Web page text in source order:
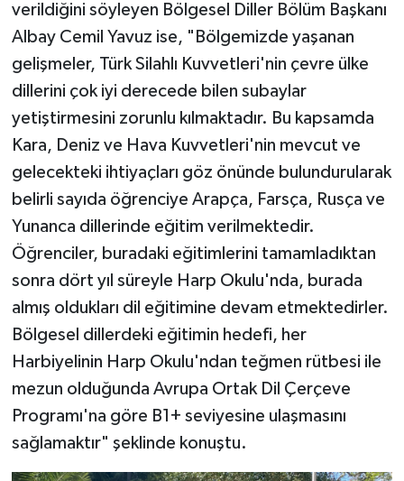
verildiğini söyleyen Bölgesel Diller Bölüm Başkanı
Albay Cemil Yavuz ise, "Bölgemizde yaşanan
gelişmeler, Türk Silahlı Kuvvetleri'nin çevre ülke
dillerini çok iyi derecede bilen subaylar
yetiştirmesini zorunlu kılmaktadır. Bu kapsamda
Kara, Deniz ve Hava Kuvvetleri'nin mevcut ve
gelecekteki ihtiyaçları göz önünde bulundurularak
belirli sayıda öğrenciye Arapça, Farsça, Rusça ve
Yunanca dillerinde eğitim verilmektedir.
Öğrenciler, buradaki eğitimlerini tamamladıktan
sonra dört yıl süreyle Harp Okulu'nda, burada
almış oldukları dil eğitimine devam etmektedirler.
Bölgesel dillerdeki eğitimin hedefi, her
Harbiyelinin Harp Okulu'ndan teğmen rütbesi ile
mezun olduğunda Avrupa Ortak Dil Çerçeve
Programı'na göre B1+ seviyesine ulaşmasını
sağlamaktır" şeklinde konuştu.